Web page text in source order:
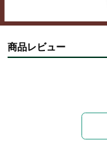
商品レビュー